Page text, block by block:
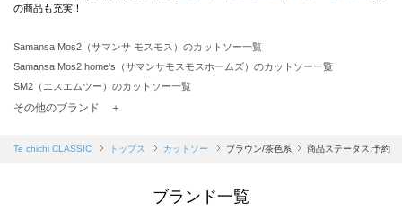
の商品も充実！
Samansa Mos2（サマンサ モスモス）のカットソー一覧
Samansa Mos2 home's（サマンサモスモスホームズ）のカットソー一覧
SM2（エスエムツー）のカットソー一覧
TSUHARU by Samansa Mos2（ツハルバイサマンサモスモス）のカットソー一覧
Samansa Mos2 blue（サマンサモスモス ブルー）のカットソー一覧
sō4ū（ソウフォーユー）のカットソー一覧
その他のブランド ＋
Te chichi CLASSIC トップス カットソー ブラウン/茶色系 商品ステータス:予約
ブランド一覧